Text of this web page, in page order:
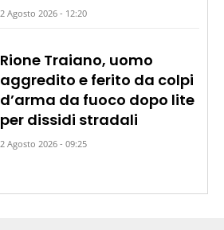
2 Agosto 2026 - 12:20
Rione Traiano, uomo
aggredito e ferito da colpi
d’arma da fuoco dopo lite
per dissidi stradali
2 Agosto 2026 - 09:25